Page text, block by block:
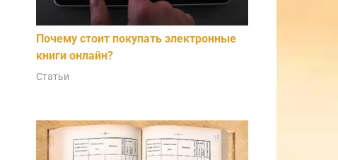
Почему стоит покупать электронные
книги онлайн?
Статьи